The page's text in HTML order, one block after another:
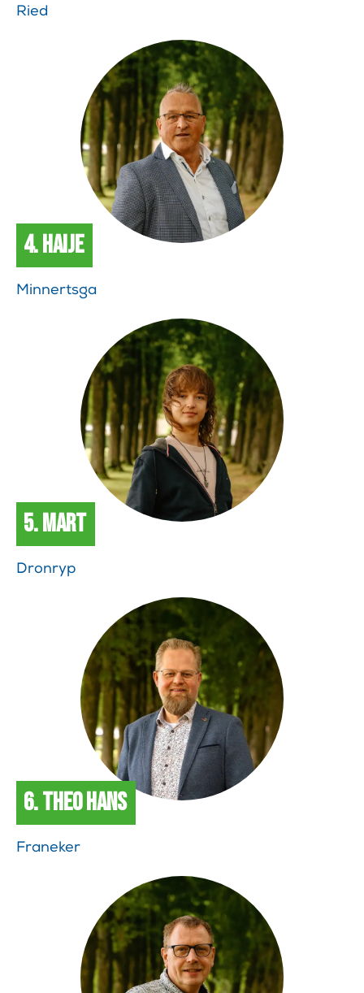
Ried
4. Haije
Minnertsga
5. Mart
Dronryp
6. Theo Hans
Franeker